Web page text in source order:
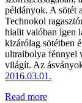
példányok. A sötét
Technokol
hialit valóban igen
kizárólag sötétben
ultraibolya fénnyel
világít. Az
2016.03.01.
Read more